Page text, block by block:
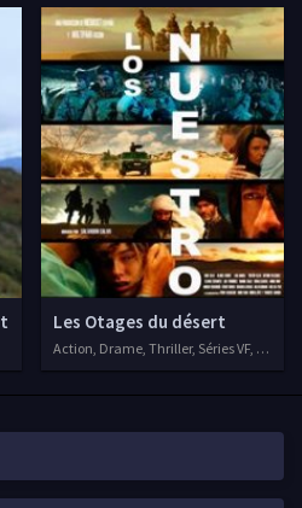
Les Otages du désert
Action, Drame, Thriller, Séries VF, 2014